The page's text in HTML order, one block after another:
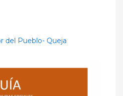
del Pueblo- Queja